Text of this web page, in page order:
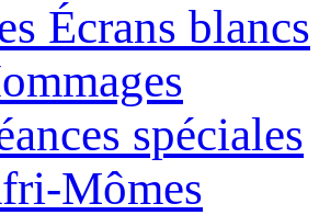
Écrans blancs
spéciales
Mômes